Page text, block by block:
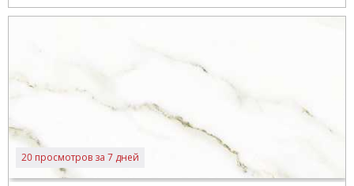
20 просмотров за 7 дней